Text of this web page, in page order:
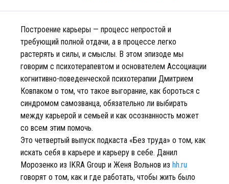
Построение карьеры — процесс непростой и
требующий полной отдачи, а в процессе легко
растерять и силы, и смыслы. В этом эпизоде мы
говорим с психотерапевтом и основателем Ассоциации
когнитивно-поведенческой психотерапии Дмитрием
Ковпаком о том, что такое выгорание, как бороться с
синдромом самозванца, обязательно ли выбирать
между карьерой и семьей и как осознанность может
со всем этим помочь.
Это четвертый выпуск подкаста «Без труда» о том, как
искать себя в карьере и карьеру в себе. Данил
Морозенко из IKRA Group и Женя Вольнов из hh.ru
говорят о том, как и где работать, чтобы жить было